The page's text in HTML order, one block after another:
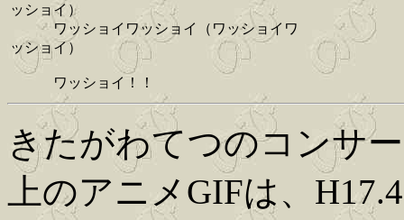
ッショイ）
ワッショイワッショイ（ワッショイワ
ッショイ）
ワッショイ！！
きたがわてつのコンサ
上のアニメGIFは、